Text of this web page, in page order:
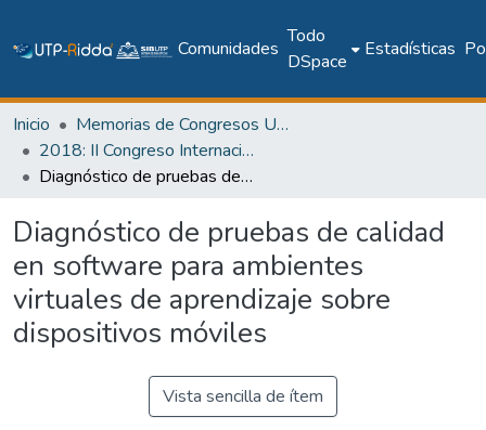
Comunidades
Todo
DSpace
Estadísticas
Inicio
Memorias de Congresos UTP
2018: II Congreso Internacional en Inteligencia Ambiental, Ingeniería de Software y Salud Electrónica y Móvil – AmITIC 2018
Diagnóstico de pruebas de calidad en software para ambientes virtuales de aprendizaje sobre dispositivos móviles
Diagnóstico de pruebas de calidad
en software para ambientes
virtuales de aprendizaje sobre
dispositivos móviles
Vista sencilla de ítem